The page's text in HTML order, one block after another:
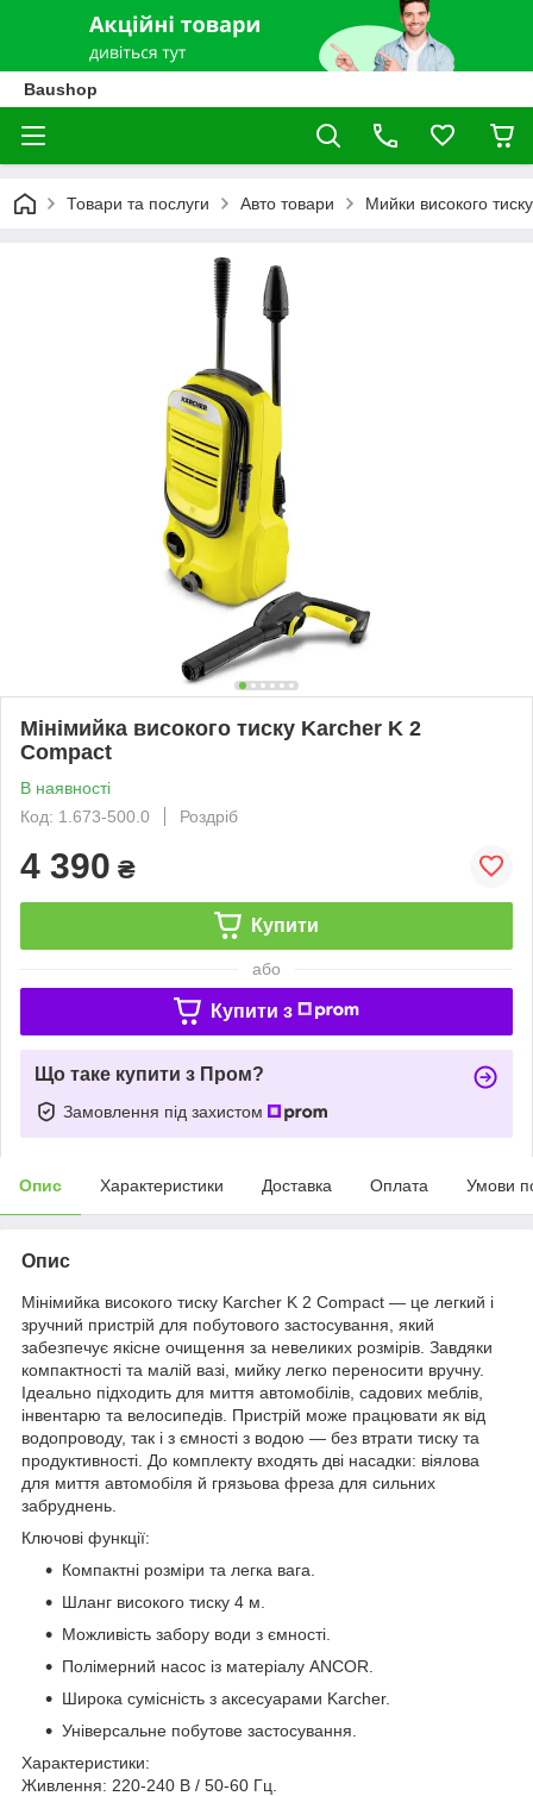
Baushop
Товари та послуги Авто товари Мийки високого тиску
Мінімийка високого тиску Karcher K 2
Compact
В наявності
Код: 1.673-500.0
Роздріб
4 390 ₴
Купити
або
Купити з
Що таке купити з Пром?
Замовлення під захистом
Опис Характеристики Доставка Оплата Умови
Опис
Мінімийка високого тиску Karcher K 2 Compact — це легкий і
зручний пристрій для побутового застосування, який
забезпечує якісне очищення за невеликих розмірів. Завдяки
компактності та малій вазі, мийку легко переносити вручну.
Ідеально підходить для миття автомобілів, садових меблів,
інвентарю та велосипедів. Пристрій може працювати як від
водопроводу, так і з ємності з водою — без втрати тиску та
продуктивності. До комплекту входять дві насадки: віялова
для миття автомобіля й грязьова фреза для сильних
забруднень.
Ключові функції:
Компактні розміри та легка вага.
Шланг високого тиску 4 м.
Можливість забору води з ємності.
Полімерний насос із матеріалу ANCOR.
Широка сумісність з аксесуарами Karcher.
Універсальне побутове застосування.
Характеристики:
Живлення: 220-240 В / 50-60 Гц.